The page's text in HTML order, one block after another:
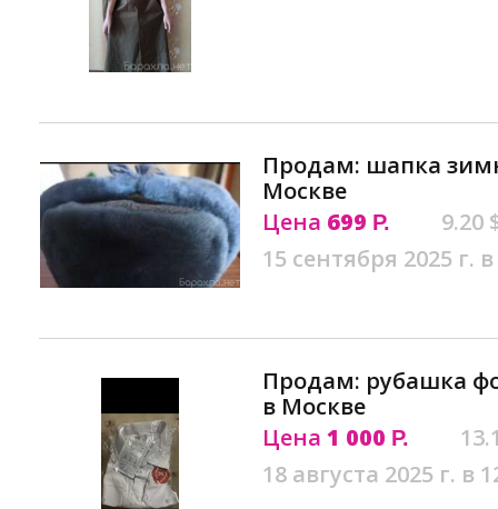
Продам: шапка
Москве
Цена 699 Р.
9.20
15 сентября 2025 г.
Продам: рубашка
в Москве
Цена 1 000 Р.
18 августа 2025 г. в